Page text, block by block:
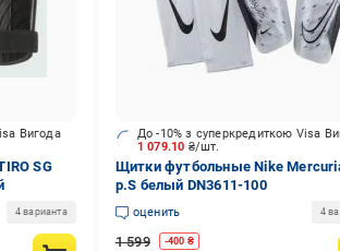
Вигода
SG
4 варианта
1 079.10 ₴/шт.
До -10% з суперкредиткою Visa
Щитки футбольные Nike
р.S белый DN3611-100
оценить 4
1 599 -400 ₴